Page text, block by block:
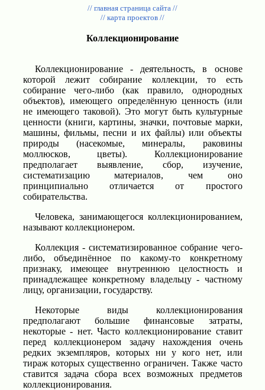
// главная страница сайта //
// карта проектов //
Коллекционирование
Коллекционирование - деятельность, в основе
которой лежит собирание коллекции, то есть
собирание чего-либо (как правило, однородных
объектов), имеющего определённую ценность (или
не имеющего таковой). Это могут быть культурные
ценности (книги, картины, значки, почтовые марки,
машины, фильмы, песни и их файлы) или объекты
природы (насекомые, минералы, раковины
моллюсков, цветы). Коллекционирование
предполагает выявление, сбор, изучение,
систематизацию материалов, чем оно
принципиально отличается от простого
собирательства.
Человека, занимающегося коллекционированием,
называют коллекционером.
Коллекция - систематизированное собрание чего-
либо, объединённое по какому-то конкретному
признаку, имеющее внутреннюю целостность и
принадлежащее конкретному владельцу - частному
лицу, организации, государству.
Некоторые виды коллекционирования
предполагают большие финансовые затраты,
некоторые - нет. Часто коллекционирование ставит
перед коллекционером задачу нахождения очень
редких экземпляров, которых ни у кого нет, или
тираж которых существенно ограничен. Также часто
ставится задача сбора всех возможных предметов
коллекционирования.